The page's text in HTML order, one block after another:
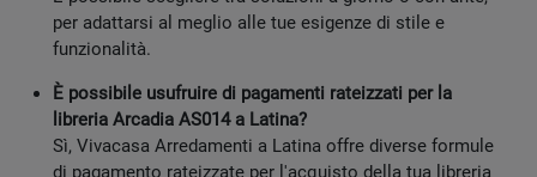
per adattarsi al meglio alle tue esigenze di stile e
funzionalità.
È possibile usufruire di pagamenti rateizzati per la
libreria Arcadia AS014 a Latina?
Sì, Vivacasa Arredamenti a Latina offre diverse formule
di pagamento rateizzate per l'acquisto della tua libreria